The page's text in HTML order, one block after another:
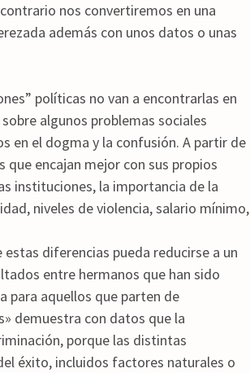
nos convertiremos en una
además con unos datos o unas
políticas no van a encontrarlas en
algunos problemas sociales
en el dogma y la confusión. A partir de
que encajan mejor con sus propios
instituciones, la importancia de la
niveles de violencia, salario mínimo,
diferencias pueda reducirse a un
entre hermanos que han sido
para aquellos que parten de
demuestra con datos que la
porque las distintas
éxito, incluidos factores naturales o